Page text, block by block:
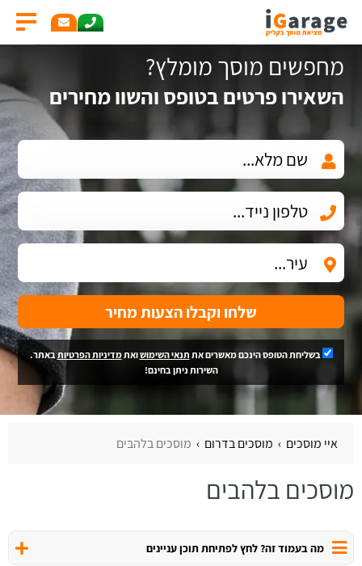
מחפשים מוסך מומלץ?
השאירו פרטים בטופס והשוו מחירים
שלחו וקבלו הצעות מחיר
בשליחת הטופס הינכם מאשרים את תנאי השימושואתמדיניות הפרטיותבאתר.
השירות ניתן בחינם!
איי מוסכים מוסכים בדרום מוסכים בלהבים
מוסכים בלהבים
מה בעמוד זה? לחץ לפתיחת תוכן עניינים